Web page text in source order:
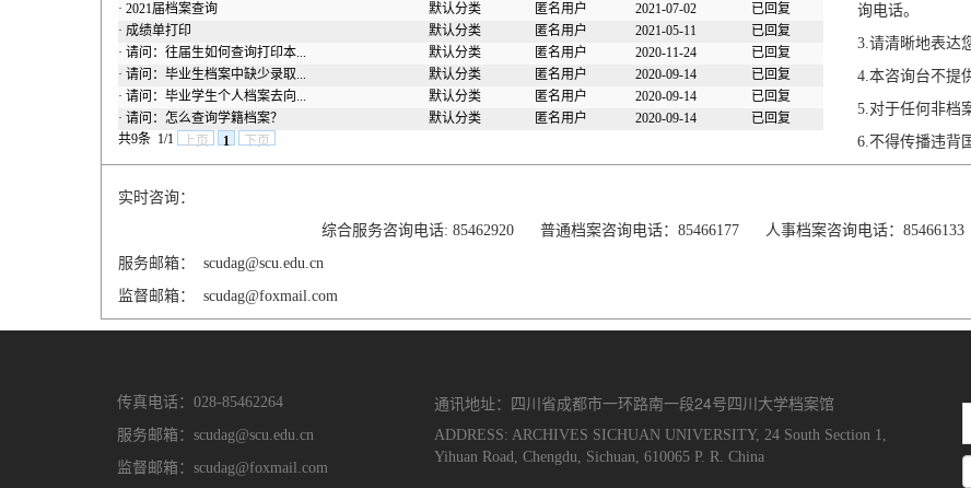
· 2021届档案查询 默认分类 匿名用户 2021-07-02
已回复
· 成绩单打印 默认分类 匿名用户 2021-05-11
已回复
· 请问：往届生如何查询打印本... 默认分类 匿名用户 2020-11-24
已回复
· 请问：毕业生档案中缺少录取... 默认分类 匿名用户 2020-09-14
已回复
· 请问：毕业学生个人档案去向... 默认分类 匿名用户 2020-09-14
已回复
· 请问：怎么查询学籍档案？ 默认分类 匿名用户 2020-09-14
已回复
共9条 1/1 上页 1 下页
询电话。
3.请清晰地表达
4.本咨询台不提
5.对于任何非档
6.不得传播违背
实时咨询：
综合服务咨询电话: 85462920 普通档案咨询电话：85466177 人事档案咨询电话：
服务邮箱： scudag@scu.edu.cn
监督邮箱： scudag@foxmail.com
传真电话：028-85462264
服务邮箱：scudag@scu.edu.cn
监督邮箱：scudag@foxmail.com
通讯地址：四川省成都市一环路南一段24号四川大学档案馆
ADDRESS: ARCHIVES SICHUAN UNIVERSITY, 24 South Section 1,
Yihuan Road, Chengdu, Sichuan, 610065 P. R. China